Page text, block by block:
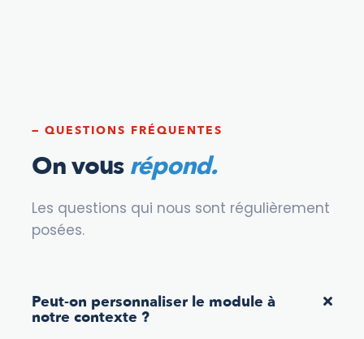
— QUESTIONS FRÉQUENTES
On vousrépond.
Les questions qui nous sont régulièrement
posées.
Peut-on personnaliser le module à
notre contexte ?